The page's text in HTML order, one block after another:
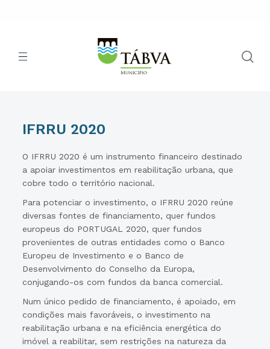
IFRRU 2020
O IFRRU 2020 é um instrumento financeiro destinado
a apoiar investimentos em reabilitação urbana, que
cobre todo o território nacional.
Para potenciar o investimento, o IFRRU 2020 reúne
diversas fontes de financiamento, quer fundos
europeus do PORTUGAL 2020, quer fundos
provenientes de outras entidades como o Banco
Europeu de Investimento e o Banco de
Desenvolvimento do Conselho da Europa,
conjugando-os com fundos da banca comercial.
Num único pedido de financiamento, é apoiado, em
condições mais favoráveis, o investimento na
reabilitação urbana e na eficiência energética do
imóvel a reabilitar, sem restrições na natureza da